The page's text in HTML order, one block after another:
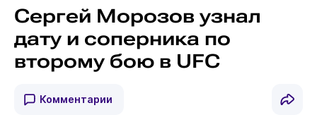
Сергей Морозов узнал
дату и соперника по
второму бою в UFC
Комментарии